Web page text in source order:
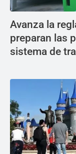
Avanza la
preparan las
sistema de